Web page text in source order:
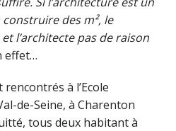
des m², le
l’architecte pas de raison
effet…
à l’Ecole
de-Seine, à Charenton
tous deux habitant à